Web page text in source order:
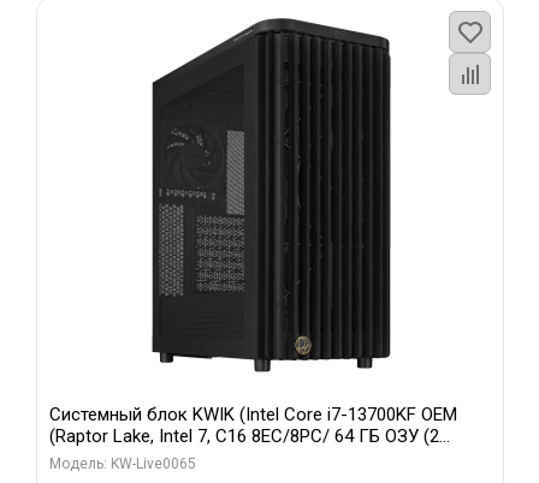
Системный блок KWIK (Intel Core i7-13700KF OEM
(Raptor Lake, Intel 7, C16 8EC/8PC/ 64 ГБ ОЗУ (2
модуля)/ ASUS RTX5080 PROART OC 16GB GDDR7
Модель: KW-Live0065